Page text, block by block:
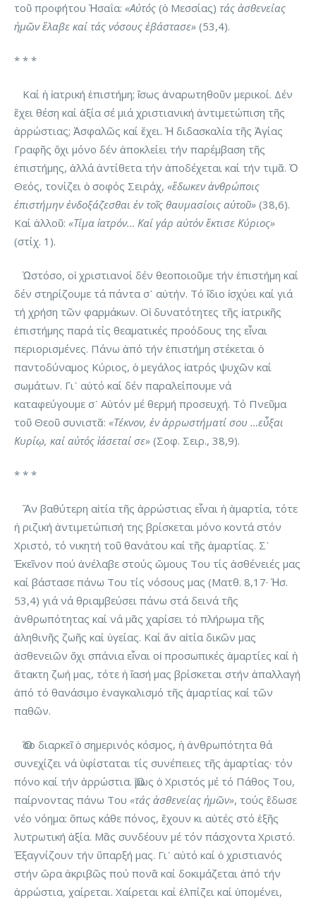
τοῦ προφήτου Ἡσαΐα: «Αὐτός (ὁ Μεσσίας) τάς ἀσθενείας
ἡμῶν ἔλαβε καί τάς νόσους ἐβάστασε» (53,4).
* * *
Καί ἡ ἰατρική ἐπιστήμη; ἴσως ἀναρωτηθοῦν μερικοί. Δέν
ἔχει θέση καί ἀξία σέ μιά χριστιανική ἀντιμετώπιση τῆς
ἀρρώστιας; Ἀσφαλῶς καί ἔχει. Ἡ διδασκαλία τῆς Ἁγίας
Γραφῆς ὄχι μόνο δέν ἀποκλείει τήν παρέμβαση τῆς
ἐπιστήμης, ἀλλά ἀντίθετα τήν ἀποδέχεται καί τήν τιμᾶ. Ὁ
Θεός, τονίζει ὁ σοφός Σειράχ, «ἔδωκεν ἀνθρώποις
ἐπιστήμην ἐνδοξάζεσθαι ἐν τοῖς θαυμασίοις αὐτοῦ» (38,6).
Καί ἀλλοῦ: «Τίμα ἰατρόν… Καί γάρ αὐτόν ἔκτισε Κύριος»
(στίχ. 1).
Ὡστόσο, οἱ χριστιανοί δέν θεοποιοῦμε τήν ἐπιστήμη καί
δέν στηρίζουμε τά πάντα σ᾽ αὐτήν. Τό ἴδιο ἰσχύει καί γιά
τή χρήση τῶν φαρμάκων. Οἱ δυνατότητες τῆς ἰατρικῆς
ἐπιστήμης παρά τίς θεαματικές προόδους της εἶναι
περιορισμένες. Πάνω ἀπό τήν ἐπιστήμη στέκεται ὁ
παντοδύναμος Κύριος, ὁ μεγάλος ἰατρός ψυχῶν καί
σωμάτων. Γι᾽ αὐτό καί δέν παραλείπουμε νά
καταφεύγουμε σ᾽ Αὐτόν μέ θερμή προσευχή. Τό Πνεῦμα
τοῦ Θεοῦ συνιστᾶ: «Τέκνον, ἐν ἀρρωστήματί σου …εὖξαι
Κυρίῳ, καί αὐτός ἰάσεταί σε» (Σοφ. Σειρ., 38,9).
* * *
Ἄν βαθύτερη αἰτία τῆς ἀρρώστιας εἶναι ἡ ἁμαρτία, τότε
ἡ ριζική ἀντιμετώπισή της βρίσκεται μόνο κοντά στόν
Χριστό, τό νικητή τοῦ θανάτου καί τῆς ἁμαρτίας. Σ᾽
Ἐκεῖνον πού ἀνέλαβε στούς ὤμους Του τίς ἀσθένειές μας
καί βάστασε πάνω Του τίς νόσους μας (Ματθ. 8,17· Ἡσ.
53,4) γιά νά θριαμβεύσει πάνω στά δεινά τῆς
ἀνθρωπότητας καί νά μᾶς χαρίσει τό πλήρωμα τῆς
ἀληθινῆς ζωῆς καί ὑγείας. Καί ἄν αἰτία δικῶν μας
ἀσθενειῶν ὄχι σπάνια εἶναι οἱ προσωπικές ἁμαρτίες καί ἡ
ἄτακτη ζωή μας, τότε ἡ ἴασή μας βρίσκεται στήν ἀπαλλαγή
ἀπό τό θανάσιμο ἐναγκαλισμό τῆς ἁμαρτίας καί τῶν
παθῶν.
Ὅσο διαρκεῖ ὁ σημερινός κόσμος, ἡ ἀνθρωπότητα θά
συνεχίζει νά ὑφίσταται τίς συνέπειες τῆς ἁμαρτίας· τόν
πόνο καί τήν ἀρρώστια. Ὅμως ὁ Χριστός μέ τό Πάθος Του,
παίρνοντας πάνω Του «τάς ἀσθενείας ἡμῶν», τούς ἔδωσε
νέο νόημα: ὅπως κάθε πόνος, ἔχουν κι αὐτές στό ἑξῆς
λυτρωτική ἀξία. Μᾶς συνδέουν μέ τόν πάσχοντα Χριστό.
Ἐξαγνίζουν τήν ὕπαρξή μας. Γι᾽ αὐτό καί ὁ χριστιανός
στήν ὥρα ἀκριβῶς πού πονᾶ καί δοκιμάζεται ἀπό τήν
ἀρρώστια, χαίρεται. Χαίρεται καί ἐλπίζει καί ὑπομένει,